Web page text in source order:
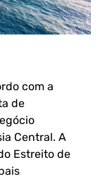
com a
de
Central. A
Estreito de